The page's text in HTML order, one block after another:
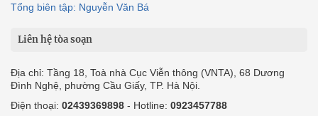
Tổng biên tập: Nguyễn Văn Bá
Liên hệ tòa soạn
Địa chỉ: Tầng 18, Toà nhà Cục Viễn thông (VNTA), 68 Dương
Đình Nghệ, phường Cầu Giấy, TP. Hà Nội.
Điện thoại: 02439369898 - Hotline: 0923457788